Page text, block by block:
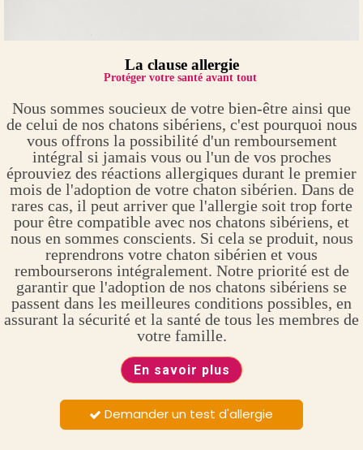
La clause allergie
Protéger votre santé avant tout
Nous sommes soucieux de votre bien-être ainsi que
de celui de nos chatons sibériens, c'est pourquoi nous
vous offrons la possibilité d'un remboursement
intégral si jamais vous ou l'un de vos proches
éprouviez des réactions allergiques durant le premier
mois de l'adoption de votre chaton sibérien. Dans de
rares cas, il peut arriver que l'allergie soit trop forte
pour être compatible avec nos chatons sibériens, et
nous en sommes conscients. Si cela se produit, nous
reprendrons votre chaton sibérien et vous
rembourserons intégralement. Notre priorité est de
garantir que l'adoption de nos chatons sibériens se
passent dans les meilleures conditions possibles, en
assurant la sécurité et la santé de tous les membres de
votre famille.
En savoir plus
 Demander un test d'allergie